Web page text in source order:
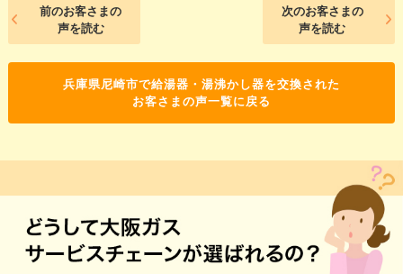
前のお客さまの
声を読む
次のお客さまの
声を読む
兵庫県尼崎市で給湯器・湯沸かし器を交換された
お客さまの声一覧に戻る